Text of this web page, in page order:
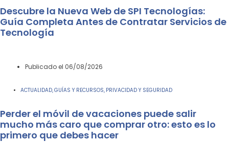
Descubre la Nueva Web de SPI Tecnologías:
Guía Completa Antes de Contratar Servicios de
Tecnología
Publicado el 06/08/2026
ACTUALIDAD GUÍAS Y RECURSOS PRIVACIDAD Y SEGURIDAD
Perder el móvil de vacaciones puede salir
mucho más caro que comprar otro: esto es lo
primero que debes hacer